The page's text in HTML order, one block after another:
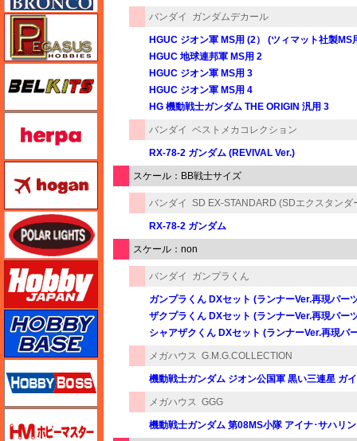
バンダイ ガンダムデカール
HGUC ジオン軍 MS用 (2） (ツィマット社製MS
HGUC 地球連邦軍 MS用 2
HGUC ジオン軍 MS用 3
HGUC ジオン軍 MS用 4
HG 機動戦士ガンダム THE ORIGIN 汎用 3
バンダイ ベストメカコレクション
RX-78-2 ガンダム (REVIVAL Ver.)
スケール：BB戦士サイズ
バンダイ SD EX-STANDARD (SDエクスタンダ
RX-78-2 ガンダム
スケール：non
バンダイ ガンプラくん
ガンプラくん DXセット (ランナーVer.再現パー
ザクプラくん DXセット (ランナーVer.再現パー
シャアザクくん DXセット (ランナーVer.再現パ
メガハウス G.M.G.COLLECTION
機動戦士ガンダム ジオン公国軍 黒い三連星 ガ
メガハウス GGG
機動戦士ガンダム 第08MS小隊 アイナ･サハリ
ペガサスホビー
ヘルパ（herpa）
ホーガンウイングス
ホビージャパン
ホビーベース
ホビーボス
ホビーマスター